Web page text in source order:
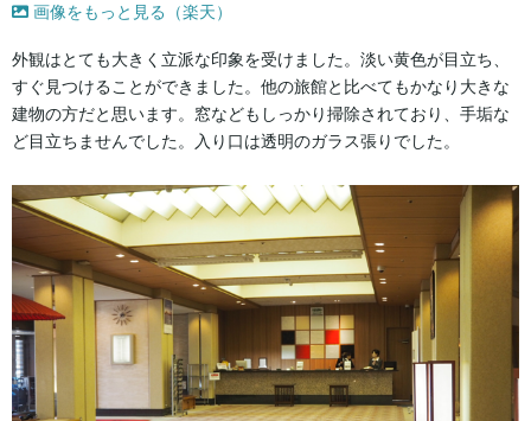
画像をもっと見る（楽天）
外観はとても大きく立派な印象を受けました。淡い黄色が目立ち、
すぐ見つけることができました。他の旅館と比べてもかなり大きな
建物の方だと思います。窓などもしっかり掃除されており、手垢な
ど目立ちませんでした。入り口は透明のガラス張りでした。